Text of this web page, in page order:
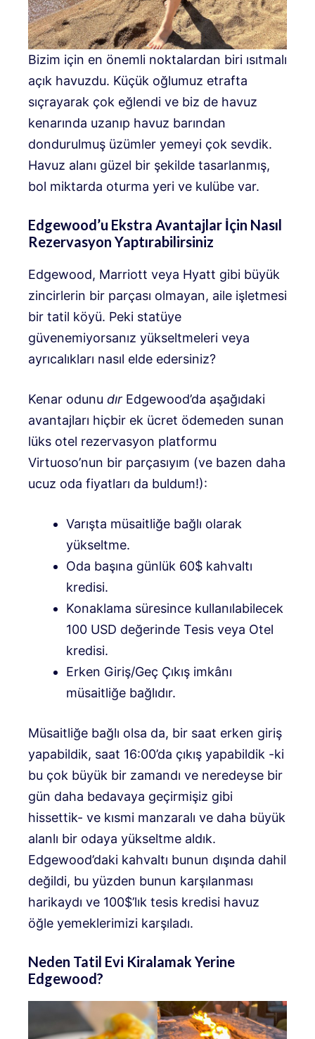
Bizim için en önemli noktalardan biri ısıtmalı
açık havuzdu. Küçük oğlumuz etrafta
sıçrayarak çok eğlendi ve biz de havuz
kenarında uzanıp havuz barından
dondurulmuş üzümler yemeyi çok sevdik.
Havuz alanı güzel bir şekilde tasarlanmış,
bol miktarda oturma yeri ve kulübe var.
Edgewood’u Ekstra Avantajlar İçin Nasıl
Rezervasyon Yaptırabilirsiniz
Edgewood, Marriott veya Hyatt gibi büyük
zincirlerin bir parçası olmayan, aile işletmesi
bir tatil köyü. Peki statüye
güvenemiyorsanız yükseltmeleri veya
ayrıcalıkları nasıl elde edersiniz?
Kenar odunu dır Edgewood’da aşağıdaki
avantajları hiçbir ek ücret ödemeden sunan
lüks otel rezervasyon platformu
Virtuoso’nun bir parçasıyım (ve bazen daha
ucuz oda fiyatları da buldum!):
Varışta müsaitliğe bağlı olarak
yükseltme.
Oda başına günlük 60$ kahvaltı
kredisi.
Konaklama süresince kullanılabilecek
100 USD değerinde Tesis veya Otel
kredisi.
Erken Giriş/Geç Çıkış imkânı
müsaitliğe bağlıdır.
Müsaitliğe bağlı olsa da, bir saat erken giriş
yapabildik, saat 16:00’da çıkış yapabildik -ki
bu çok büyük bir zamandı ve neredeyse bir
gün daha bedavaya geçirmişiz gibi
hissettik- ve kısmi manzaralı ve daha büyük
alanlı bir odaya yükseltme aldık.
Edgewood’daki kahvaltı bunun dışında dahil
değildi, bu yüzden bunun karşılanması
harikaydı ve 100$’lık tesis kredisi havuz
öğle yemeklerimizi karşıladı.
Neden Tatil Evi Kiralamak Yerine
Edgewood?